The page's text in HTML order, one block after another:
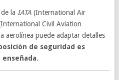
la IATA (International Air
Civil Aviation
aerolínea puede adaptar detalles
de seguridad es
.